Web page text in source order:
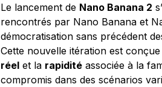
Le lancement de Nano Banana 2
rencontrés par Nano Banana et
démocratisation sans précédent
Cette nouvelle itération est
réel et la rapidité associée à la
compromis dans des scénarios